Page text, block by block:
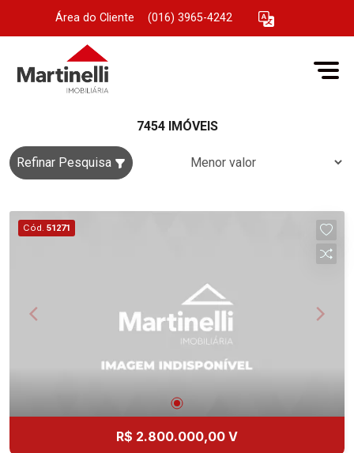
Área do Cliente (016) 3965-4242
7454 IMÓVEIS
Refinar Pesquisa
Cód. 51271
R$ 2.800.000,00 V